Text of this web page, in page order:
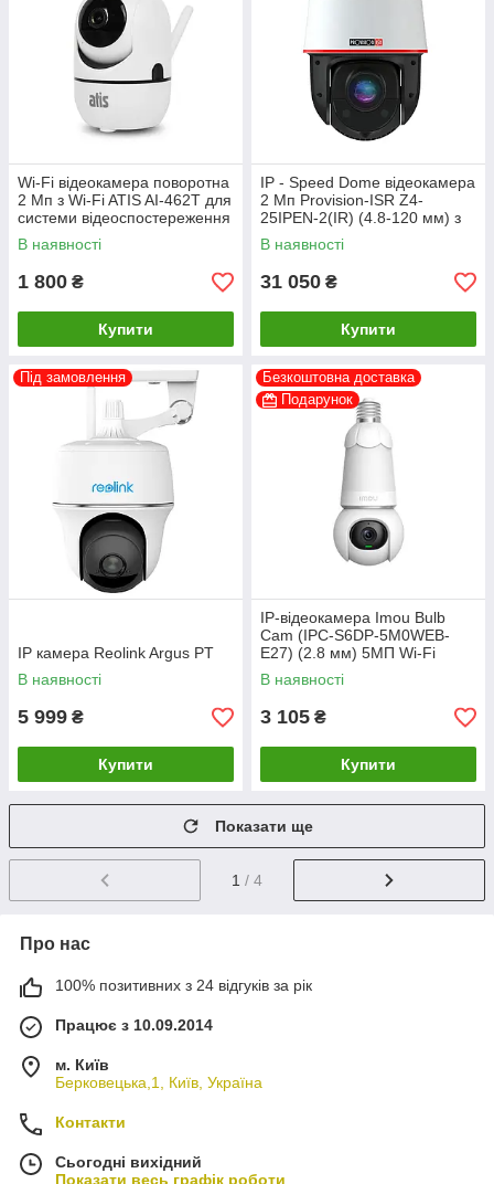
Wi-Fi відеокамера поворотна
2 Мп з Wi-Fi ATIS AI-462T для
системи відеоспостереження
В наявності
1 800 ₴
Купити
IP - Speed Dome відеокамера
2 Мп Provision-ISR Z4-
25IPEN-2(IR) (4.8-120 мм) з
AI функціями
В наявності
31 050 ₴
Купити
Під замовлення
IP камера Reolink Argus PT
В наявності
5 999 ₴
Купити
Безкоштовна доставка
Подарунок
IP-відеокамера Imou Bulb
Cam (IPC-S6DP-5M0WEB-
E27) (2.8 мм) 5МП Wi-Fi
В наявності
3 105 ₴
Купити
Показати ще
1 / 4
Про нас
100% позитивних з 24 відгуків за рік
Працює з 10.09.2014
м. Київ
Берковецька,1, Київ, Україна
Контакти
Сьогодні вихідний
Показати весь графік роботи